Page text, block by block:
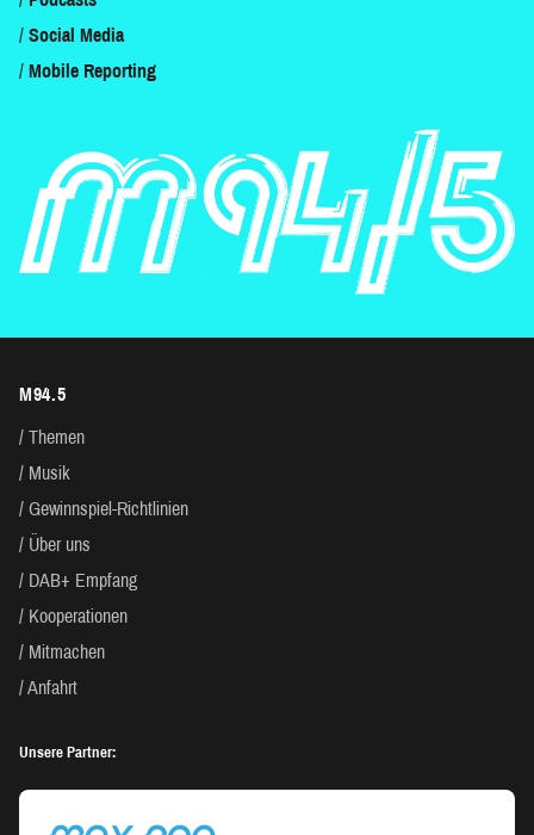
Social Media
Mobile Reporting
M94.5
Themen
Musik
Gewinnspiel-Richtlinien
Über uns
DAB+ Empfang
Kooperationen
Mitmachen
Anfahrt
Unsere Partner: